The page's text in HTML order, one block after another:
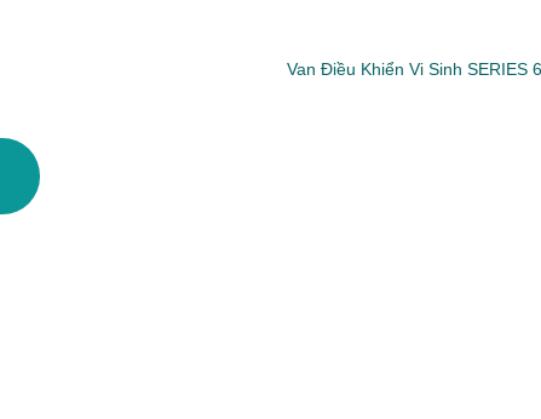
Van Điều Khiển Vi Sinh SERIES